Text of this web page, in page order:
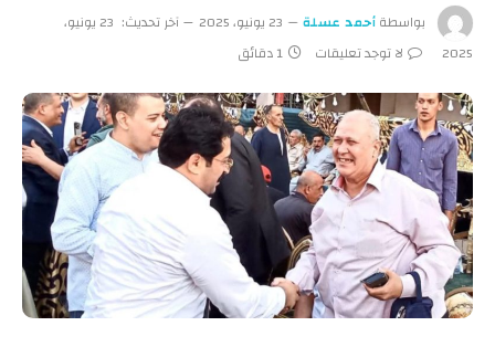
بواسطةأحمد عسلة 23 يونيو، 2025 آخر تحديث:
23 يونيو،
2025
لا توجد تعليقات 1 دقائق